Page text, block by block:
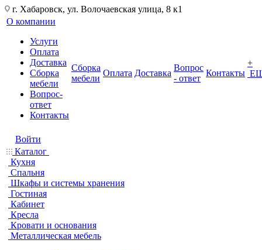
г. Хабаровск, ул. Волочаевская улица, 8 к1
О компании
Услуги
Оплата
Доставка
Сборка
мебели
Вопрос-
ответ
Контакты
Сборка
мебели
Оплата Доставка
Вопрос
- ответ
Контакты
+
Войти
Каталог
Кухня
Спальня
Шкафы и системы хранения
Гостиная
Кабинет
Кресла
Кровати и основания
Металлическая мебель